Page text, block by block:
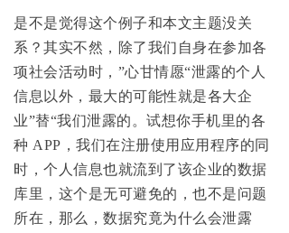
是不是觉得这个例子和本文主题没关
系？其实不然，除了我们自身在参加各
项社会活动时，”心甘情愿“泄露的个人
信息以外，最大的可能性就是各大企
业”替“我们泄露的。试想你手机里的各
种 APP，我们在注册使用应用程序的同
时，个人信息也就流到了该企业的数据
库里，这个是无可避免的，也不是问题
所在，那么，数据究竟为什么会泄露